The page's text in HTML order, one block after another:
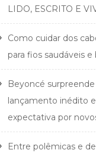
LIDO, ESCRITO E
Como cuidar dos
para fios saudáveis
Beyoncé
lançamento inédito
expectativa por
Entre polêmicas e